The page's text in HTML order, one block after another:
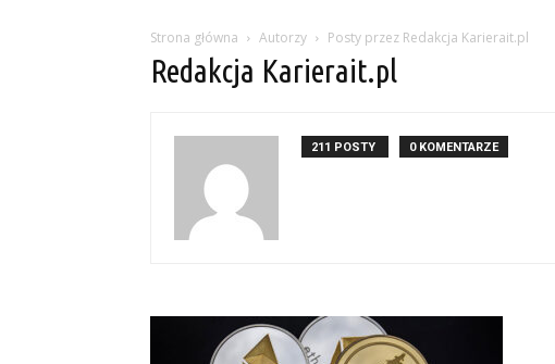
Strona główna Autorzy Posty przez Redakcja Karierait.pl
Redakcja Karierait.pl
211 POSTY 0 KOMENTARZE